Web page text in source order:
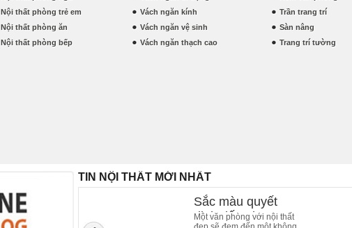
Nội thất phòng trẻ em
Nội thất phòng ăn
Nội thất phòng bếp
Vách ngăn kính
Vách ngăn vệ sinh
Vách ngăn thạch cao
Trần trang trí
Sàn nâng
Trang trí tường
TIN NỘI THẤT MỚI NHẤT
Sắc màu quyết
định đến phong
Một văn phòng với nội thất